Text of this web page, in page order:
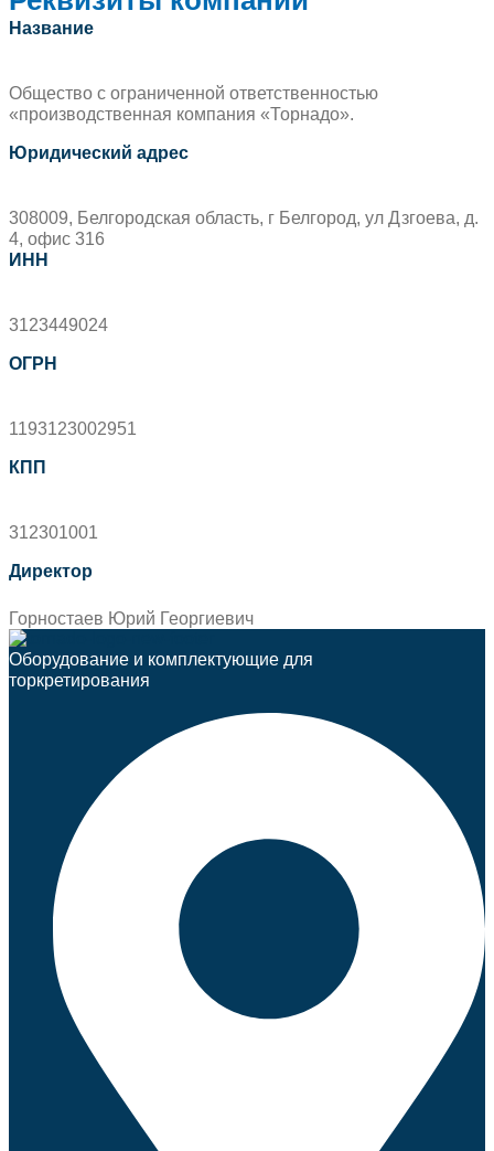
Название
Общество с ограниченной ответственностью
«производственная компания «Торнадо».
Юридический адрес
308009, Белгородская область, г Белгород, ул Дзгоева, д.
4, офис 316
ИНН
3123449024
ОГРН
1193123002951
КПП
312301001
Директор
Горностаев Юрий Георгиевич
Оборудование и комплектующие для
торкретирования